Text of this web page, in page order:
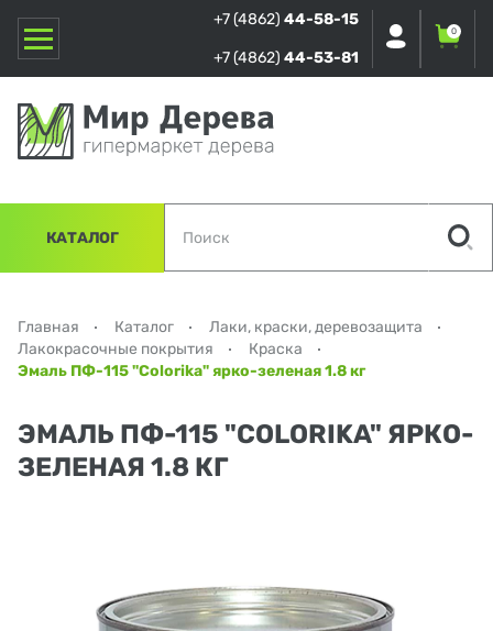
+7 (4862) 44-58-15
+7 (4862) 44-53-81
0
КАТАЛОГ
Главная Каталог
Лаки, краски, деревозащита
Лакокрасочные покрытия
Краска
Эмаль ПФ-115 "Сolorika" ярко-зеленая 1.8 кг
ЭМАЛЬ ПФ-115 "СOLORIKA" ЯРКО-
ЗЕЛЕНАЯ 1.8 КГ